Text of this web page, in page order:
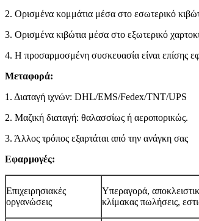
2. Ορισμένα κομμάτια μέσα στο εσωτερικό
3. Ορισμένα κιβώτια μέσα στο εξωτερικό
4. Η προσαρμοσμένη συσκευασία είναι επίσης
Μεταφορά:
1. Διαταγή ιχνών: DHL/EMS/Fedex/TNT/UPS
2. Μαζική διαταγή: θαλασσίως ή αεροπορικώς.
3. Άλλος τρόπος εξαρτάται από την ανάγκη σας
Εφαρμογές:
Επιχειρησιακές
οργανώσεις
Υπεραγορά,
κλίμακας πωλήσεις,